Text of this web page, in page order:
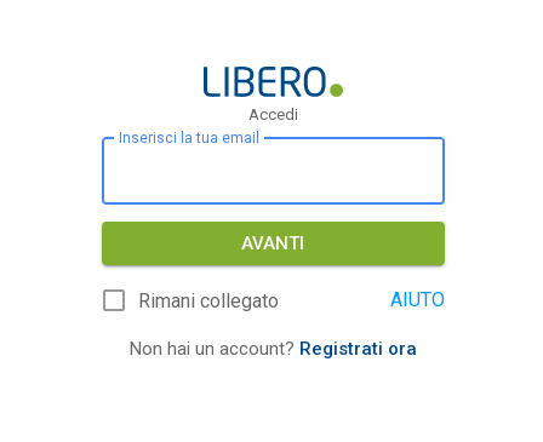
Accedi
Inserisci la tua email
AVANTI
Rimani collegato AIUTO
Non hai un account? Registrati ora